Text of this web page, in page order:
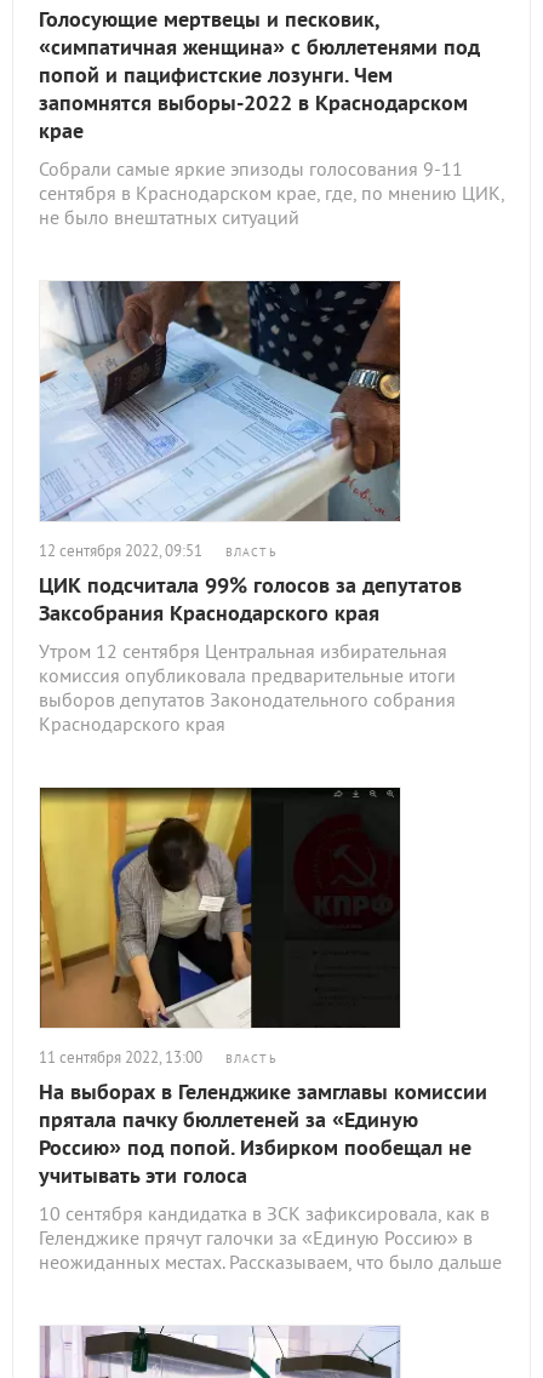
Голосующие мертвецы и песковик,
«симпатичная женщина» с бюллетенями под
попой и пацифистские лозунги. Чем
запомнятся выборы-2022 в Краснодарском
крае
Собрали самые яркие эпизоды голосования 9-11
сентября в Краснодарском крае, где, по мнению ЦИК,
не было внештатных ситуаций
12 сентября 2022, 09:51 ВЛАСТЬ
ЦИК подсчитала 99% голосов за депутатов
Заксобрания Краснодарского края
Утром 12 сентября Центральная избирательная
комиссия опубликовала предварительные итоги
выборов депутатов Законодательного собрания
Краснодарского края
11 сентября 2022, 13:00 ВЛАСТЬ
На выборах в Геленджике замглавы комиссии
прятала пачку бюллетеней за «Единую
Россию» под попой. Избирком пообещал не
учитывать эти голоса
10 сентября кандидатка в ЗСК зафиксировала, как в
Геленджике прячут галочки за «Единую Россию» в
неожиданных местах. Рассказываем, что было дальше